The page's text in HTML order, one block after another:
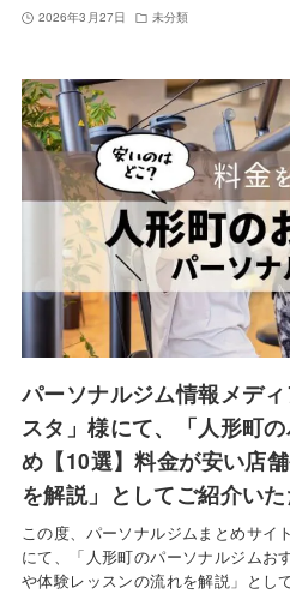
2026年3月27日 未分類
パーソナルジム情報メデ
スタ」様にて、「人形町
め【10選】料金が安い店
を解説」としてご紹介い
この度、パーソナルジムまとめサイ
にて、「人形町のパーソナルジムお
や体験レッスンの流れを解説」とし